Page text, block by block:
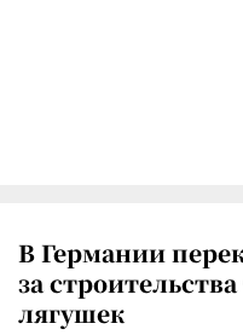
В Германии
за
лягушек